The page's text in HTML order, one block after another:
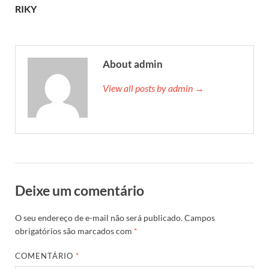
RIKY
About admin
View all posts by admin →
Deixe um comentário
O seu endereço de e-mail não será publicado.Campos
obrigatórios são marcados com *
COMENTÁRIO *